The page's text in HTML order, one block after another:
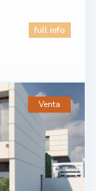
full info
Venta